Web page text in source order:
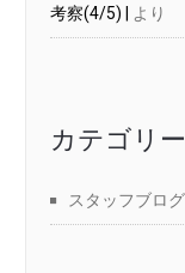
考察(4/5) |
より
カテゴリー
スタッフブログ